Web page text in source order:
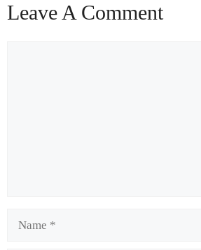
Leave A Comment